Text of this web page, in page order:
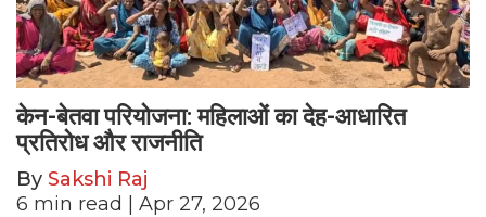
केन-बेतवा परियोजना: महिलाओं का देह-आधारित
प्रतिरोध और राजनीति
By Sakshi Raj
6 min read | Apr 27, 2026